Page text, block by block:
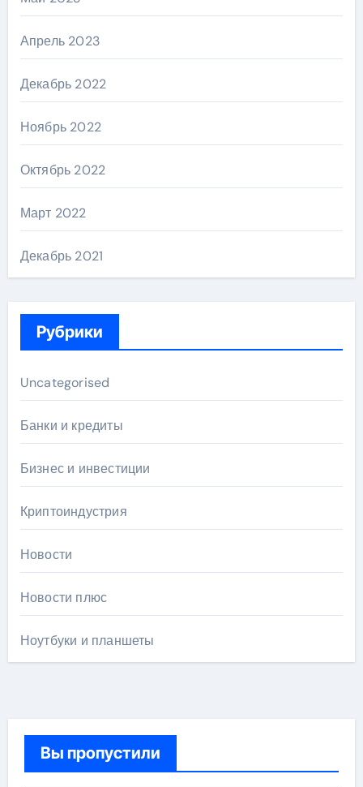
Апрель 2023
Декабрь 2022
Ноябрь 2022
Октябрь 2022
Март 2022
Декабрь 2021
Рубрики
Uncategorised
Банки и кредиты
Бизнес и инвестиции
Криптоиндустрия
Новости
Новости плюс
Ноутбуки и планшеты
Вы пропустили